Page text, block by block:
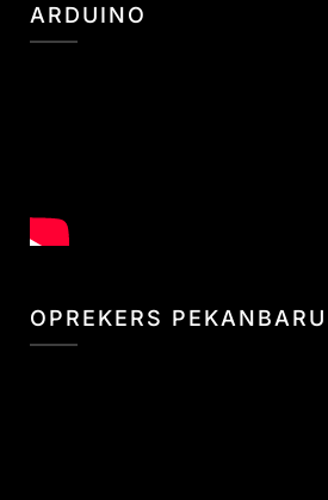
ARDUINO
OPREKERS PEKANBARU